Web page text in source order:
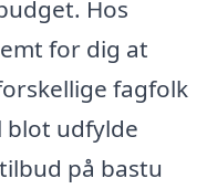
Hos
for dig at
fagfolk
blot udfylde
på bastu